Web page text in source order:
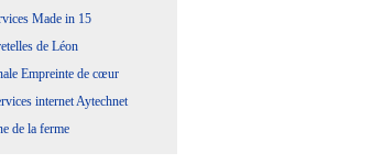
Made in 15
de Léon
Empreinte de cœur
internet Aytechnet
de la ferme